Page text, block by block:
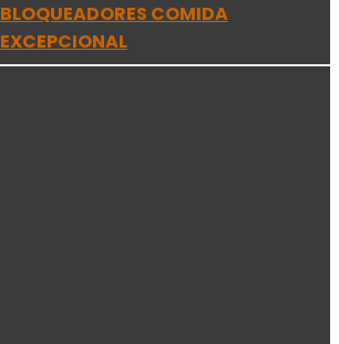
BLOQUEADORES COMIDA
EXCEPCIONAL